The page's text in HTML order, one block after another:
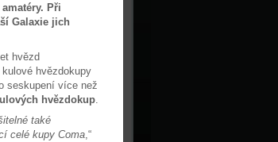
Při
Galaxie jich
hvězd
hvězdokupy
seskupení více než
hvězdokup.
také
celé kupy Coma,“